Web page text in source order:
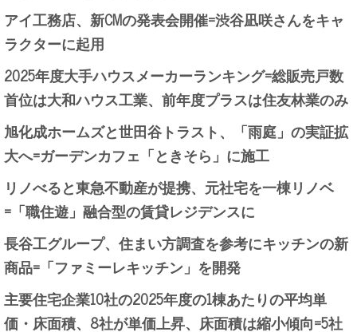
アイ工務店、新CMの発表会開催=渋谷凪咲さんをキャ
ラクターに起用
2025年度大手ハウスメーカーランキング=総販売戸数
首位は大和ハウス工業、前年度プラスは住友林業のみ
旭化成ホームズと世田谷トラスト、「雨庭」の実証拡
大へ=ガーデンカフェ「ときそら」に施工
リノべると東急不動産が提携、元社宅を一棟リノベ
=「職住遊」融合型の賃貸レジデンスに
長谷工グループ、住まい方調査を参考にキッチンの新
商品=「ファミーレキッチン」を開発
主要住宅企業10社の2025年度の1棟あたりの平均単
価・床面積、8社が単価上昇、床面積は縮小傾向=5社